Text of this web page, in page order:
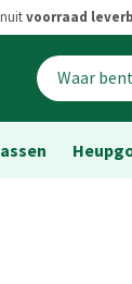
voorraad